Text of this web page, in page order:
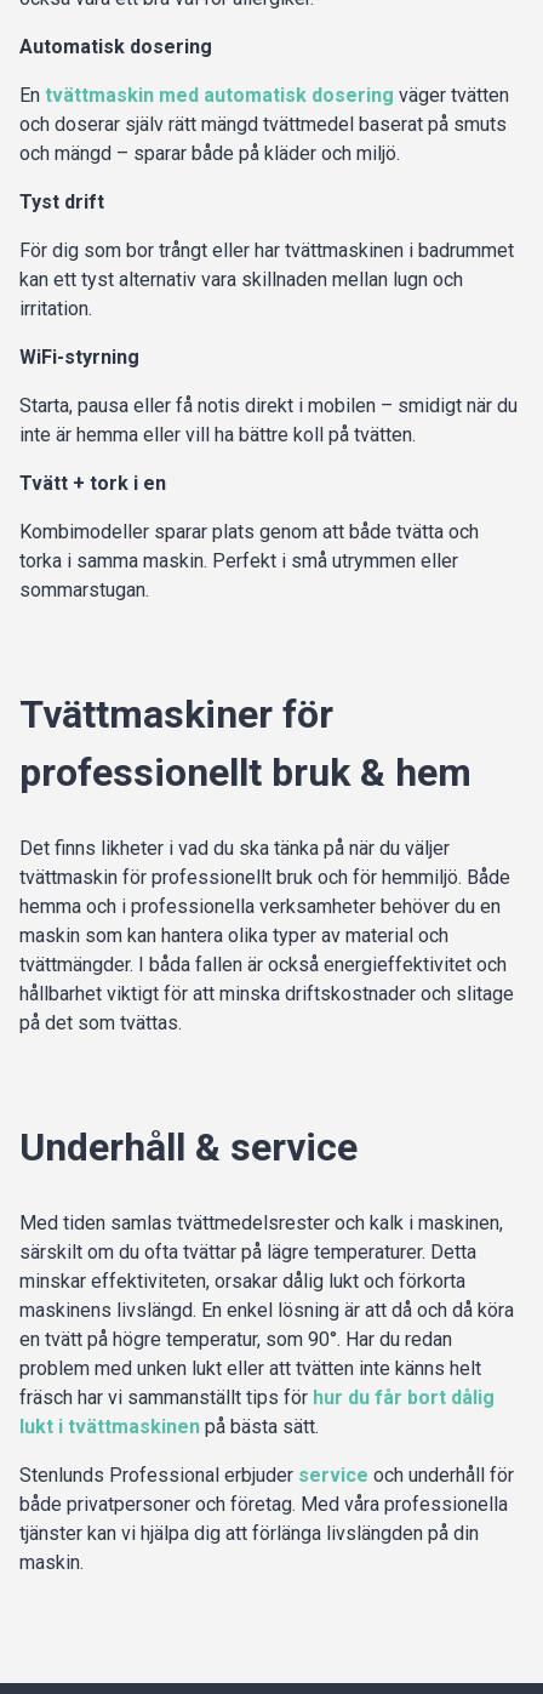
Automatisk dosering
En tvättmaskin med automatisk dosering väger tvätten
och doserar själv rätt mängd tvättmedel baserat på smuts
och mängd – sparar både på kläder och miljö.
Tyst drift
För dig som bor trångt eller har tvättmaskinen i badrummet
kan ett tyst alternativ vara skillnaden mellan lugn och
irritation.
WiFi-styrning
Starta, pausa eller få notis direkt i mobilen – smidigt när du
inte är hemma eller vill ha bättre koll på tvätten.
Tvätt + tork i en
Kombimodeller sparar plats genom att både tvätta och
torka i samma maskin. Perfekt i små utrymmen eller
sommarstugan.
Tvättmaskiner för
professionellt bruk & hem
Det finns likheter i vad du ska tänka på när du väljer
tvättmaskin för professionellt bruk och för hemmiljö. Både
hemma och i professionella verksamheter behöver du en
maskin som kan hantera olika typer av material och
tvättmängder. I båda fallen är också energieffektivitet och
hållbarhet viktigt för att minska driftskostnader och slitage
på det som tvättas.
Underhåll & service
Med tiden samlas tvättmedelsrester och kalk i maskinen,
särskilt om du ofta tvättar på lägre temperaturer. Detta
minskar effektiviteten, orsakar dålig lukt och förkorta
maskinens livslängd. En enkel lösning är att då och då köra
en tvätt på högre temperatur, som 90°. Har du redan
problem med unken lukt eller att tvätten inte känns helt
fräsch har vi sammanställt tips för hur du får bort dålig
lukt i tvättmaskinen på bästa sätt.
Stenlunds Professional erbjuder service och underhåll för
både privatpersoner och företag. Med våra professionella
tjänster kan vi hjälpa dig att förlänga livslängden på din
maskin.